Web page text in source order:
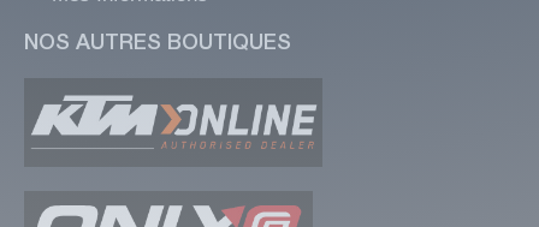
NOS AUTRES BOUTIQUES